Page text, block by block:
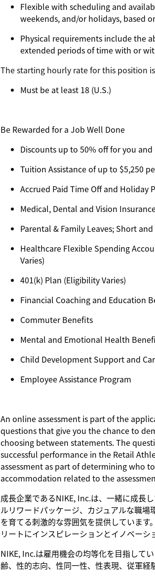
Flexible with scheduling and
weekends, and/or holidays, based
Physical requirements include the
extended periods of time with or
The starting hourly rate for this position is
Must be at least 18 (U.S.)
Be Rewarded for a Job Well Done
Discounts up to 50% off for you
Tuition Assistance of up to $5,250
Accrued Paid Time Off and Holiday
Medical, Dental and Vision
Parental & Family Leaves; Short
Healthcare Flexible Spending
Varies)
401(k) Plan (Eligibility Varies)
Financial Coaching and Education
Commuter Benefits
Mental and Emotional Health
Child Development Support and
Employee Assistance Program
An online assessment is part of the
questions that give you the chance to
choosing between statements. The
successful performance in the Retail
assessment as part of determining who
accommodation related to the
成長企業であるNIKE, Inc.は、一緒に成長
ルリワードパッケージ、カジュアルな職
を育てる刺激的な雰囲気を提供していま
リートにインスピレーションとイノベーシ
NIKE, Inc.は雇用機会の均等化を目指して
齢、性的志向、性同一性、性表現、従軍経